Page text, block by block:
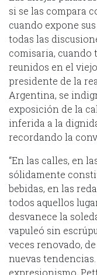
si se las compara
cuando expone
todas las
comisaria, cuando
reunidos en el
presidente de la
Argentina, se
exposición de la
inferida a la
recordando la
“En las calles, en
sólidamente
bebidas, en las
todos aquellos
desvanece la
vapuleó sin
veces renovado,
nuevas
expresionismo,